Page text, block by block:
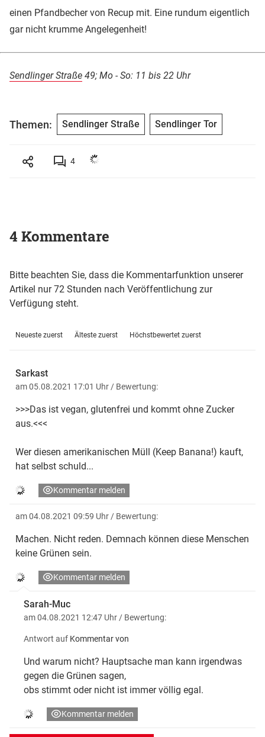
einen Pfandbecher von Recup mit. Eine rundum eigentlich
gar nicht krumme Angelegenheit!
Sendlinger Straße 49; Mo - So: 11 bis 22 Uhr
Themen: Sendlinger Straße Sendlinger Tor
4
4 Kommentare
Bitte beachten Sie, dass die Kommentarfunktion unserer
Artikel nur 72 Stunden nach Veröffentlichung zur
Verfügung steht.
Neueste zuerst Älteste zuerst Höchstbewertet zuerst
Sarkast
am 05.08.2021 17:01 Uhr/ Bewertung:
>>>Das ist vegan, glutenfrei und kommt ohne Zucker
aus.<<<
Wer diesen amerikanischen Müll (Keep Banana!) kauft,
hat selbst schuld...
Kommentar melden
am 04.08.2021 09:59 Uhr/ Bewertung:
Machen. Nicht reden. Demnach können diese Menschen
keine Grünen sein.
Kommentar melden
Sarah-Muc
am 04.08.2021 12:47 Uhr/ Bewertung:
Antwort auf Kommentar von
Und warum nicht? Hauptsache man kann irgendwas
gegen die Grünen sagen,
obs stimmt oder nicht ist immer völlig egal.
Kommentar melden